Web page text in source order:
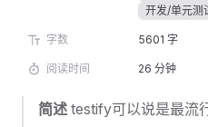
开发/单元测
字数 5601 字
阅读时间 26 分钟
简述 testify可以说是最流